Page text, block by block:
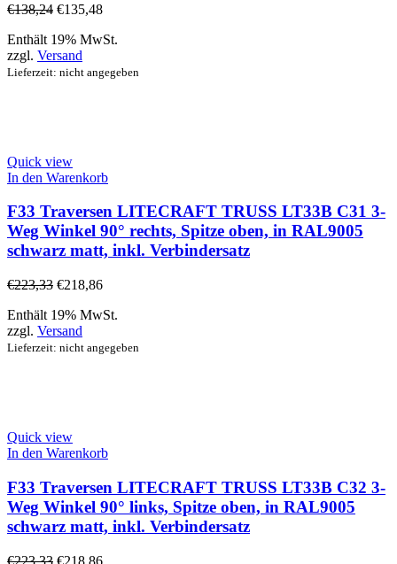
€138,24 €135,48
Enthält 19% MwSt.
zzgl. Versand
Lieferzeit: nicht angegeben
Quick view
In den Warenkorb
F33 Traversen LITECRAFT TRUSS LT33B C31 3-
Weg Winkel 90° rechts, Spitze oben, in RAL9005
schwarz matt, inkl. Verbindersatz
€223,33 €218,86
Enthält 19% MwSt.
zzgl. Versand
Lieferzeit: nicht angegeben
Quick view
In den Warenkorb
F33 Traversen LITECRAFT TRUSS LT33B C32 3-
Weg Winkel 90° links, Spitze oben, in RAL9005
schwarz matt, inkl. Verbindersatz
€223,33 €218,86